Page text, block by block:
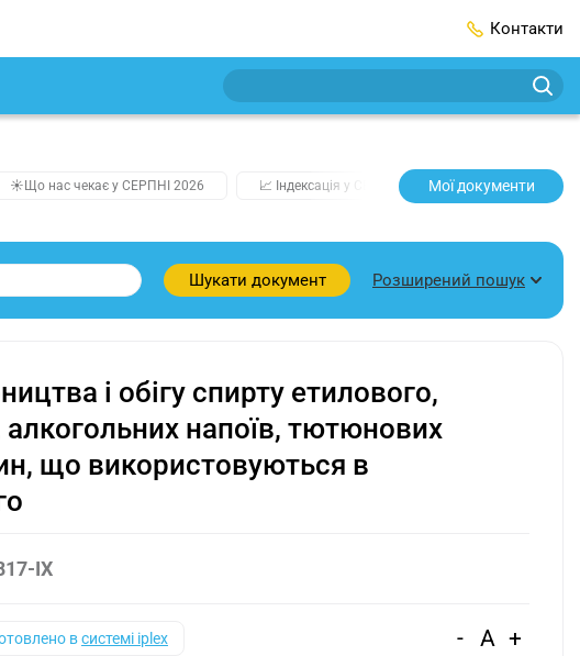
Контакти
☀️Що нас чекає у СЕРПНІ 2026 📈 Індексація у СЕРПНІ 2️⃣0️⃣2️⃣7️⃣ Усі
Мої документи
Шукати документ Розширений пошук
і обігу спирту етилового,
алкогольних напоїв, тютюнових
що використовуються в
IX
всистемі iplex - A +